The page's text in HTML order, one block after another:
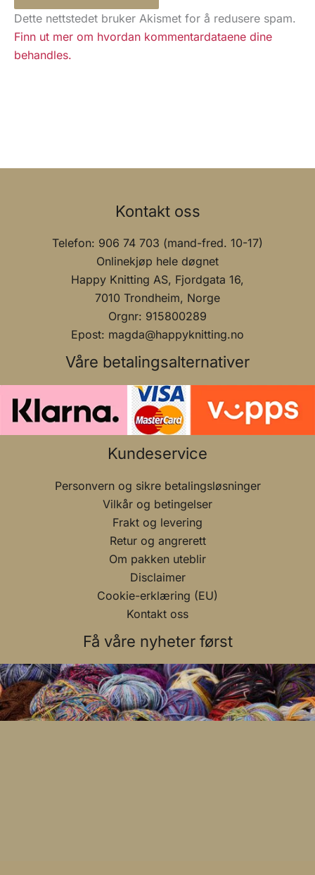
Dette nettstedet bruker Akismet for å redusere spam.
Finn ut mer om hvordan kommentardataene dine
behandles.
Kontakt oss
Telefon: 906 74 703 (mand-fred. 10-17)
Onlinekjøp hele døgnet
Happy Knitting AS, Fjordgata 16,
7010 Trondheim, Norge
Orgnr: 915800289
Epost: magda@happyknitting.no
Våre betalingsalternativer
Kundeservice
Personvern og sikre betalingsløsninger
Vilkår og betingelser
Frakt og levering
Retur og angrerett
Om pakken uteblir
Disclaimer
Cookie-erklæring (EU)
Kontakt oss
Få våre nyheter først